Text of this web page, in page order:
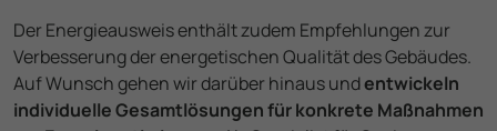
Der Energie­ausweis enthält zudem Empfeh­lungen zur
Verbesserung der energe­tischen Qualität des Gebäudes.
Auf Wunsch gehen wir darüber hinaus undentwickeln
indivi­duelle Gesamtlösungen für konkrete Maßnahmen